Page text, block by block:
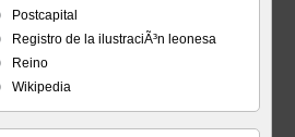
Postcapital
Registro de la ilustraciÃ³n leonesa
Reino
Wikipedia